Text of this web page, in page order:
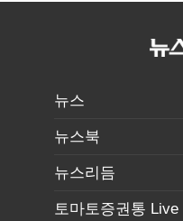
뉴스
뉴스북
뉴스리듬
토마토증권통 Live